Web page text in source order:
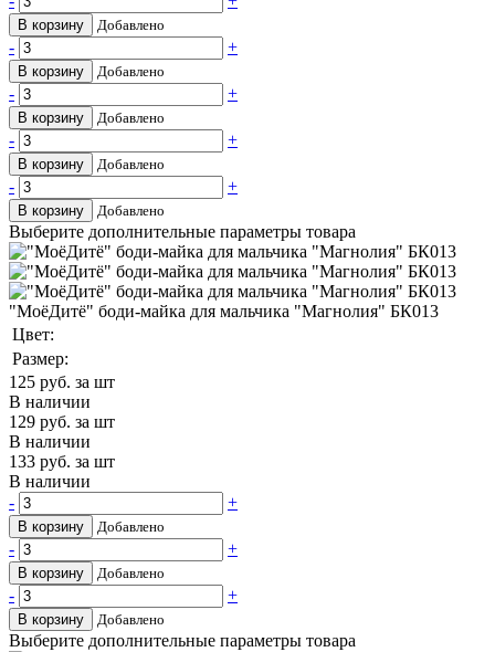
В корзину Добавлено
- +
В корзину Добавлено
- +
В корзину Добавлено
- +
В корзину Добавлено
- +
В корзину Добавлено
Выберите дополнительные параметры товара
"МоёДитё" боди-майка для мальчика "Магнолия" БК013
Цвет:
Размер:
125 руб. за шт
В наличии
129 руб. за шт
В наличии
133 руб. за шт
В наличии
-
+
В корзину Добавлено
- +
В корзину Добавлено
- +
В корзину Добавлено
Выберите дополнительные параметры товара